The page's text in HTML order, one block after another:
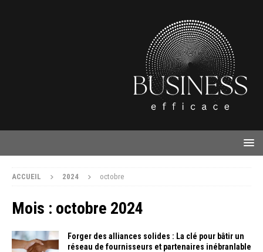
ACCUEIL 2024 octobre
Mois : octobre 2024
Forger des alliances solides : La clé pour bâtir un
réseau de fournisseurs et partenaires inébranlable